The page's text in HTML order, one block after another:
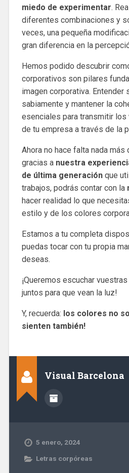
miedo de experimentar.
diferentes combinaciones y
veces, una pequeña
gran diferencia en la
Hemos podido descubrir
corporativos son pilares
imagen corporativa. Entender
sabiamente y mantener la
esenciales para transmitir
de tu empresa a través de la
Ahora no hace falta nada más
gracias a nuestra
de última generaciónque
trabajos, podrás contar con la
hacer realidad lo que
estilo y de los colores
Estamos a tu completa
puedas tocar con tu propia
deseas.
¡Queremos escuchar
juntos para que vean la luz!
Y, recuerda: los colores no
sienten también!
Visual Barcelona
5 enero, 2024
Letras corpóreas